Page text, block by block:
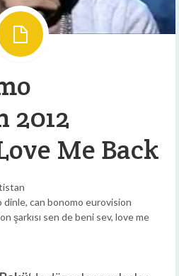
2012
Me Back
dinle, can bonomo eurovision
şarkısı sen de beni sev, love me